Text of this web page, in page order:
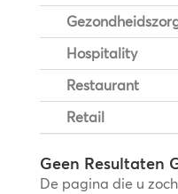
Hospitality
Restaurant
Retail
Geen Resultaten
De pagina die u